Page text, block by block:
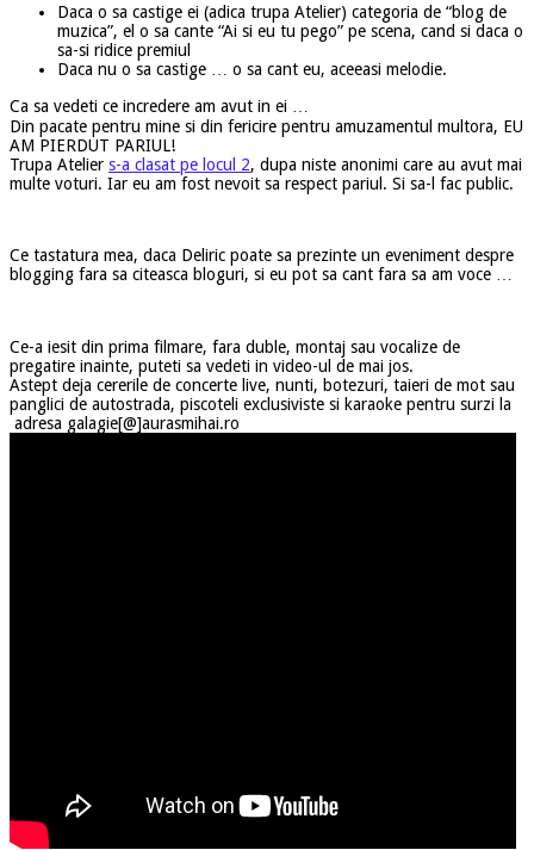
Daca o sa castige ei (adica trupa Atelier) categoria de “blog de
muzica”, el o sa cante “Ai si eu tu pego” pe scena, cand si daca o
sa-si ridice premiul
Daca nu o sa castige … o sa cant eu, aceeasi melodie.
Ca sa vedeti ce incredere am avut in ei …
Din pacate pentru mine si din fericire pentru amuzamentul multora, EU
AM PIERDUT PARIUL!
Trupa Atelier s-a clasat pe locul 2, dupa niste anonimi care au avut mai
multe voturi. Iar eu am fost nevoit sa respect pariul. Si sa-l fac public.
Ce tastatura mea, daca Deliric poate sa prezinte un eveniment despre
blogging fara sa citeasca bloguri, si eu pot sa cant fara sa am voce …
Ce-a iesit din prima filmare, fara duble, montaj sau vocalize de
pregatire inainte, puteti sa vedeti in video-ul de mai jos.
Astept deja cererile de concerte live, nunti, botezuri, taieri de mot sau
panglici de autostrada, piscoteli exclusiviste si karaoke pentru surzi la
adresa galagie[@]aurasmihai.ro